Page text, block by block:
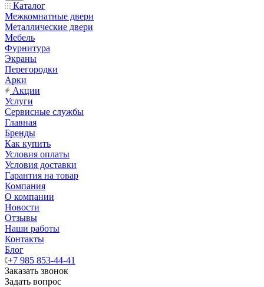
Каталог
Межкомнатные двери
Металлические двери
Мебель
Фурнитура
Экраны
Перегородки
Арки
Акции
Услуги
Сервисные службы
Главная
Бренды
Как купить
Условия оплаты
Условия доставки
Гарантия на товар
Компания
О компании
Новости
Отзывы
Наши работы
Контакты
Блог
+7 985 853-44-41
Заказать звонок
Задать вопрос